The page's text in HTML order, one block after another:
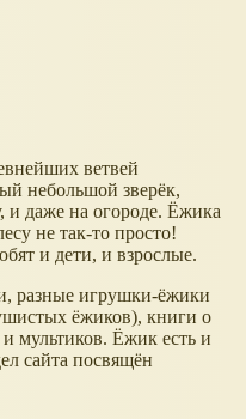
ветвей
небольшой зверёк,
и даже на огороде. Ёжика
не так-то просто!
и дети, и взрослые.
разные игрушки-ёжики
ёжиков), книги о
мультиков. Ёжик есть и
сайта посвящён